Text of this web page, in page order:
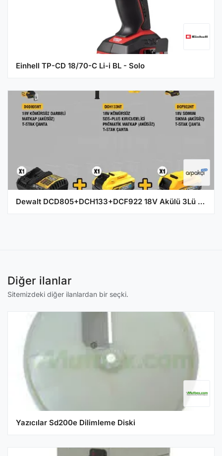
Einhell TP-CD 18/70-C Li-i BL - Solo
Dewalt DCD805+DCH133+DCF922 18V Akülü 3Lü Set
Diğer ilanlar
Sitemizdeki diğer ilanlardan bir seçki.
Yazıcılar Sd200e Dilimleme Diski